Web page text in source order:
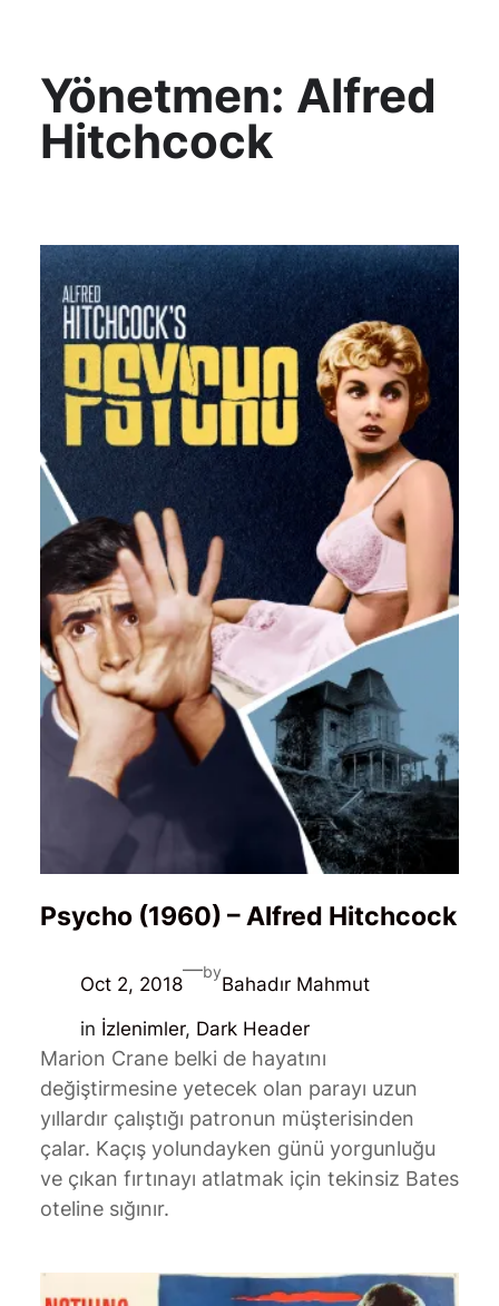
Yönetmen: Alfred
Hitchcock
Psycho (1960) – Alfred Hitchcock
Oct 2, 2018
—by
Bahadır Mahmut
in İzlenimler, Dark Header
Marion Crane belki de hayatını
değiştirmesine yetecek olan parayı uzun
yıllardır çalıştığı patronun müşterisinden
çalar. Kaçış yolundayken günü yorgunluğu
ve çıkan fırtınayı atlatmak için tekinsiz Bates
oteline sığınır.